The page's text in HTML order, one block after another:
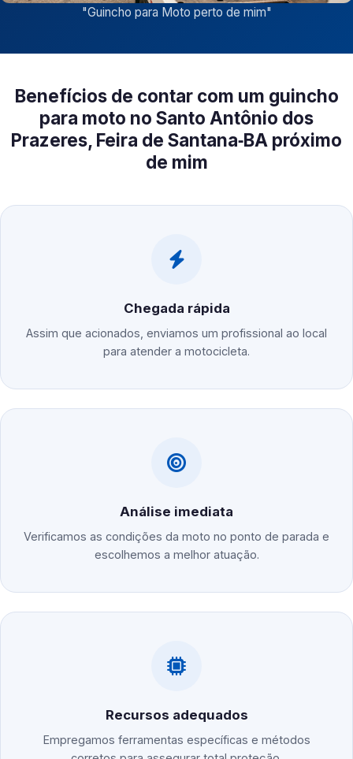
"Guincho para Moto perto de mim"
Benefícios de contar com um guincho
para moto no Santo Antônio dos
Prazeres, Feira de Santana‑BA próximo
de mim
Chegada rápida
Assim que acionados, enviamos um profissional ao local
para atender a motocicleta.
Análise imediata
Verificamos as condições da moto no ponto de parada e
escolhemos a melhor atuação.
Recursos adequados
Empregamos ferramentas específicas e métodos